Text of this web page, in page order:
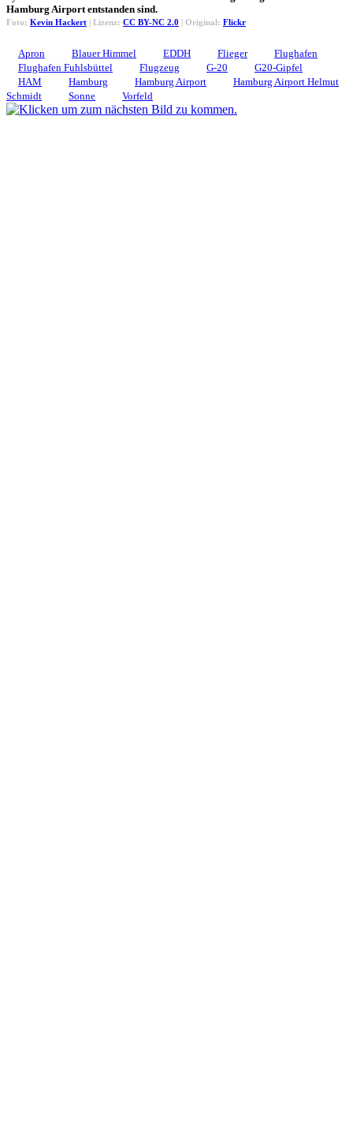
Hamburg Airport entstanden sind.
Foto: Kevin Hackert | Lizenz: CC BY-NC 2.0 | Original: Flickr
Apron Blauer Himmel EDDH Flieger
Flughafen
Flughafen Fuhlsbüttel
Flugzeug G-20
G20-Gipfel
HAM
Hamburg Hamburg Airport
Hamburg Airport Helmut
Schmidt
Sonne Vorfeld